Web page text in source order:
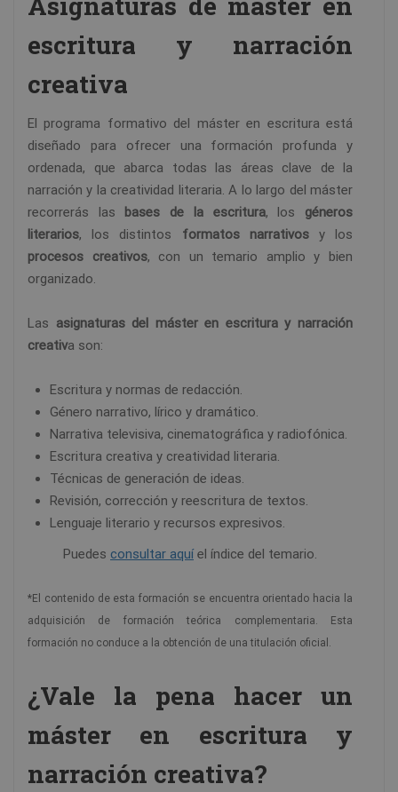
escritura y narración
creativa
El programa formativo del máster en escritura está
diseñado para ofrecer una formación profunda y
ordenada, que abarca todas las áreas clave de la
narración y la creatividad literaria. A lo largo del máster
recorrerás las bases de la escritura, los géneros
literarios, los distintos formatos narrativosy los
procesos creativos, con un temario amplio y bien
organizado.
Las asignaturas del máster en escritura y narración
creativa son:
Escritura y normas de redacción.
Género narrativo, lírico y dramático.
Narrativa televisiva, cinematográfica y radiofónica.
Escritura creativa y creatividad literaria.
Técnicas de generación de ideas.
Revisión, corrección y reescritura de textos.
Lenguaje literario y recursos expresivos.
Puedes consultar aquíel índice del temario.
*El contenido de esta formación se encuentra orientado hacia la
adquisición de formación teórica complementaria. Esta
formación no conduce a la obtención de una titulación oficial.
¿Vale la pena hacer un
máster en escritura y
narración creativa?